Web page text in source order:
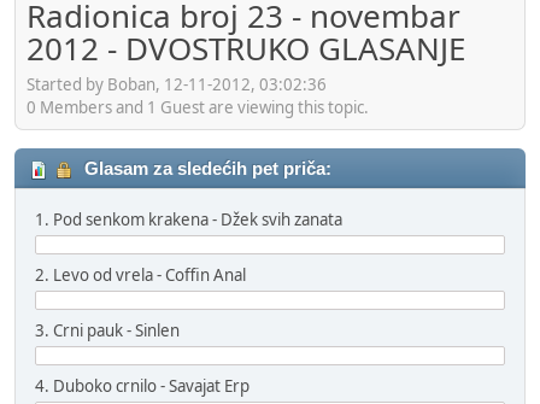
Radionica broj 23 - novembar
2012 - DVOSTRUKO GLASANJE
Started by Boban, 12-11-2012, 03:02:36
0 Members and 1 Guest are viewing this topic.
Glasam za sledećih pet priča:
1. Pod senkom krakena - Džek svih zanata
2. Levo od vrela - Coffin Anal
3. Crni pauk - Sinlen
4. Duboko crnilo - Savajat Erp